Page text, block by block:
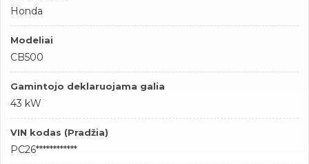
Honda
Modeliai
CB500
Gamintojo deklaruojama galia
43 kW
VIN kodas (Pradžia)
PC26************